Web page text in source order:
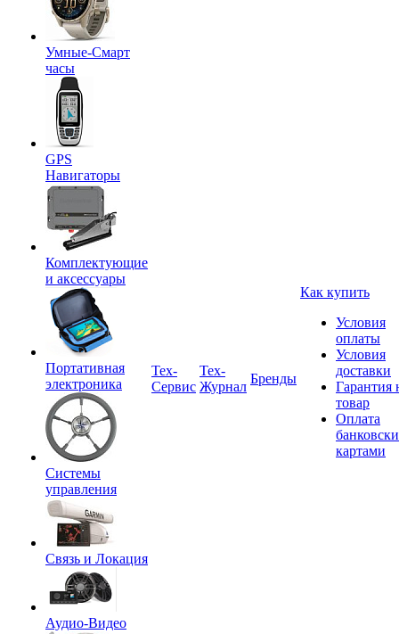
Умные-Смарт
часы
GPS
Навигаторы
Комплектующие
и аксессуары
Портативная
электроника
Системы
управления
Связь и Локация
Аудио-Видео
Tex-
Сервис
Тех-
Журнал
Бренды
Как купить
Условия
оплаты
Условия
доставки
Гарантия
товар
Оплата
картами